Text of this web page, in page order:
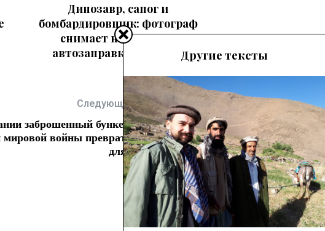
Динозавр, сапог и
бомбардировщик: фотограф
снимает необычные
автозаправки Америки
Следующая статья
заброшенный бункер времен
мировой войны превратят в дом
для отпуска
Другие тексты